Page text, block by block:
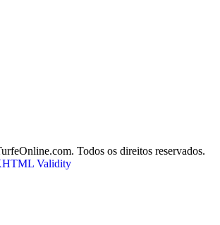
Todos os direitos reservados.